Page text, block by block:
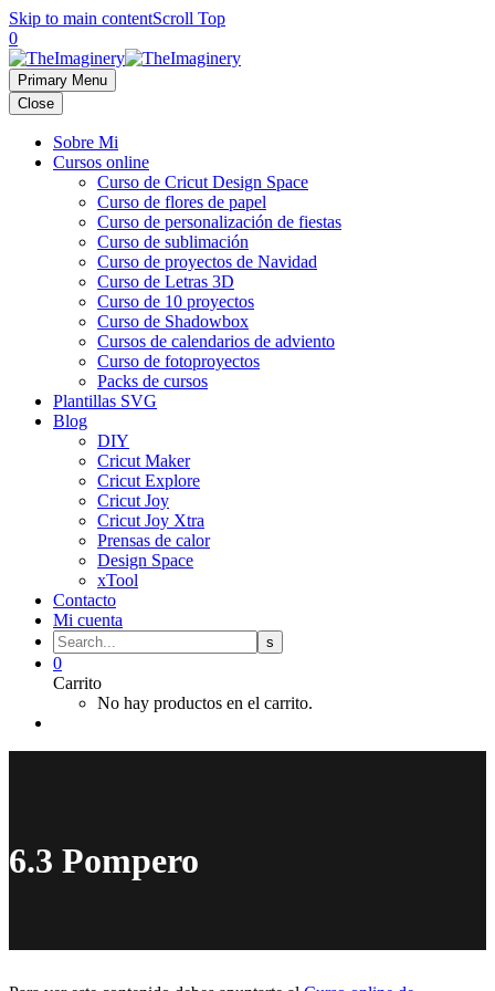
Skip to main contentScroll Top
0
Primary Menu
Close
Sobre Mi
Cursos online
Curso de Cricut Design Space
Curso de flores de papel
Curso de personalización de fiestas
Curso de sublimación
Curso de proyectos de Navidad
Curso de Letras 3D
Curso de 10 proyectos
Curso de Shadowbox
Cursos de calendarios de adviento
Curso de fotoproyectos
Packs de cursos
Plantillas SVG
Blog
DIY
Cricut Maker
Cricut Explore
Cricut Joy
Cricut Joy Xtra
Prensas de calor
Design Space
xTool
Contacto
Mi cuenta
0
Carrito
No hay productos en el carrito.
6.3 Pompero